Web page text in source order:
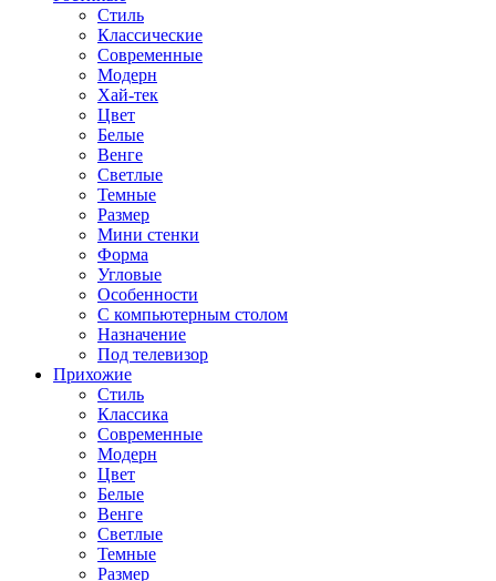
Стиль
Классические
Современные
Модерн
Хай-тек
Цвет
Белые
Венге
Светлые
Темные
Размер
Мини стенки
Форма
Угловые
Особенности
С компьютерным столом
Назначение
Под телевизор
Прихожие
Стиль
Классика
Современные
Модерн
Цвет
Белые
Венге
Светлые
Темные
Размер